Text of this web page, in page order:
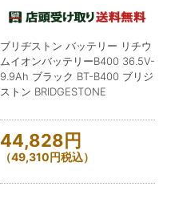
ブリヂストン バッテリー リチウ
ムイオンバッテリーB400 36.5V-
9.9Ah ブラック BT-B400 ブリジ
ストン BRIDGESTONE
44,828円
（49,310円税込）